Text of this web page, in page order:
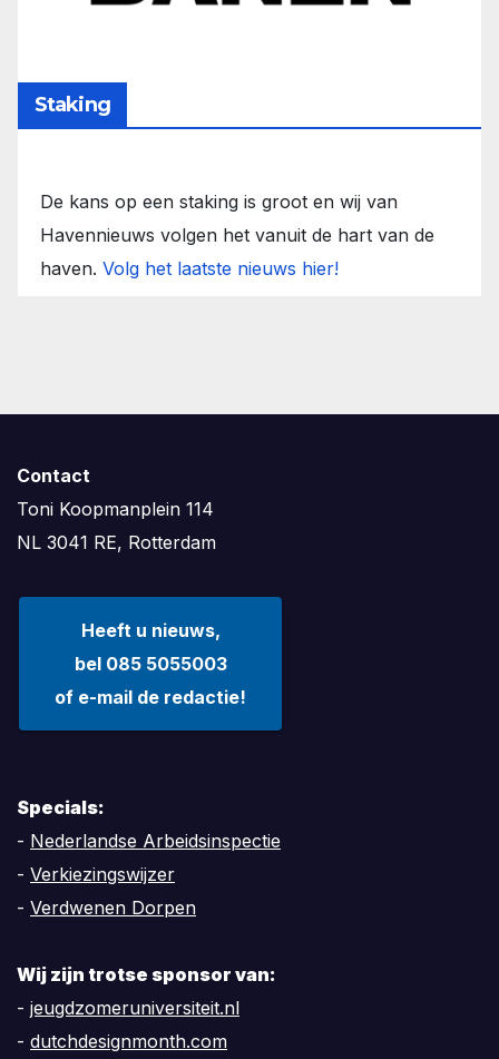
Staking
De kans op een staking is groot en wij van
Havennieuws volgen het vanuit de hart van de
haven. Volg het laatste nieuws hier!
Contact
Toni Koopmanplein 114
NL 3041 RE, Rotterdam
Heeft u nieuws,
bel 085 5055003
of e-mail de redactie!
Specials:
- Nederlandse Arbeidsinspectie
- Verkiezingswijzer
- Verdwenen Dorpen
Wij zijn trotse sponsor van:
- jeugdzomeruniversiteit.nl
- dutchdesignmonth.com